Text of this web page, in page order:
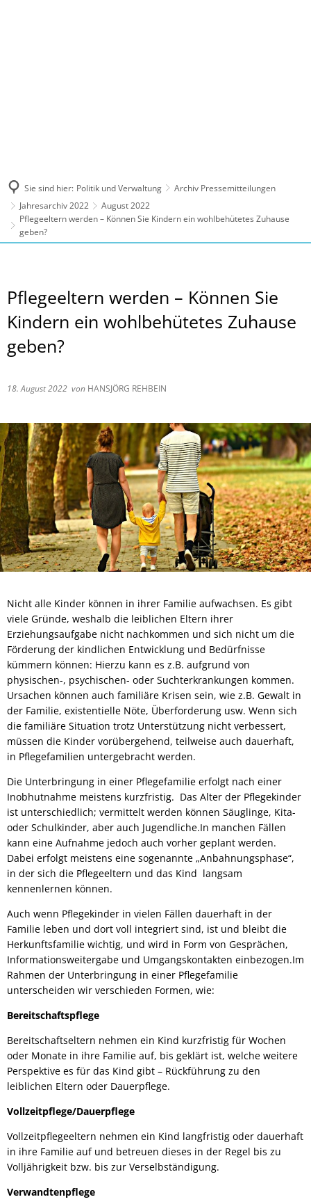
Sie sind hier: Politik und Verwaltung
Archiv Pressemitteilungen
Jahresarchiv 2022
August 2022
Pflegeeltern werden – Können Sie Kindern ein wohlbehütetes Zuhause
geben?
Pflegeeltern werden – Können Sie
Kindern ein wohlbehütetes Zuhause
geben?
18. August 2022 von HANSJÖRG REHBEIN
Nicht alle Kinder können in ihrer Familie aufwachsen. Es gibt
viele Gründe, weshalb die leiblichen Eltern ihrer
Erziehungsaufgabe nicht nachkommen und sich nicht um die
Förderung der kindlichen Entwicklung und Bedürfnisse
kümmern können: Hierzu kann es z.B. aufgrund von
physischen-, psychischen- oder Suchterkrankungen kommen.
Ursachen können auch familiäre Krisen sein, wie z.B. Gewalt in
der Familie, existentielle Nöte, Überforderung usw. Wenn sich
die familiäre Situation trotz Unterstützung nicht verbessert,
müssen die Kinder vorübergehend, teilweise auch dauerhaft,
in Pflegefamilien untergebracht werden.
Die Unterbringung in einer Pflegefamilie erfolgt nach einer
Inobhutnahme meistens kurzfristig. Das Alter der Pflegekinder
ist unterschiedlich; vermittelt werden können Säuglinge, Kita-
oder Schulkinder, aber auch Jugendliche.In manchen Fällen
kann eine Aufnahme jedoch auch vorher geplant werden.
Dabei erfolgt meistens eine sogenannte „Anbahnungsphase“,
in der sich die Pflegeeltern und das Kind langsam
kennenlernen können.
Auch wenn Pflegekinder in vielen Fällen dauerhaft in der
Familie leben und dort voll integriert sind, ist und bleibt die
Herkunftsfamilie wichtig, und wird in Form von Gesprächen,
Informationsweitergabe und Umgangskontakten einbezogen.Im
Rahmen der Unterbringung in einer Pflegefamilie
unterscheiden wir verschieden Formen, wie:
Bereitschaftspflege
Bereitschaftseltern nehmen ein Kind kurzfristig für Wochen
oder Monate in ihre Familie auf, bis geklärt ist, welche weitere
Perspektive es für das Kind gibt – Rückführung zu den
leiblichen Eltern oder Dauerpflege.
Vollzeitpflege/Dauerpflege
Vollzeitpflegeeltern nehmen ein Kind langfristig oder dauerhaft
in ihre Familie auf und betreuen dieses in der Regel bis zu
Volljährigkeit bzw. bis zur Verselbständigung.
Verwandtenpflege